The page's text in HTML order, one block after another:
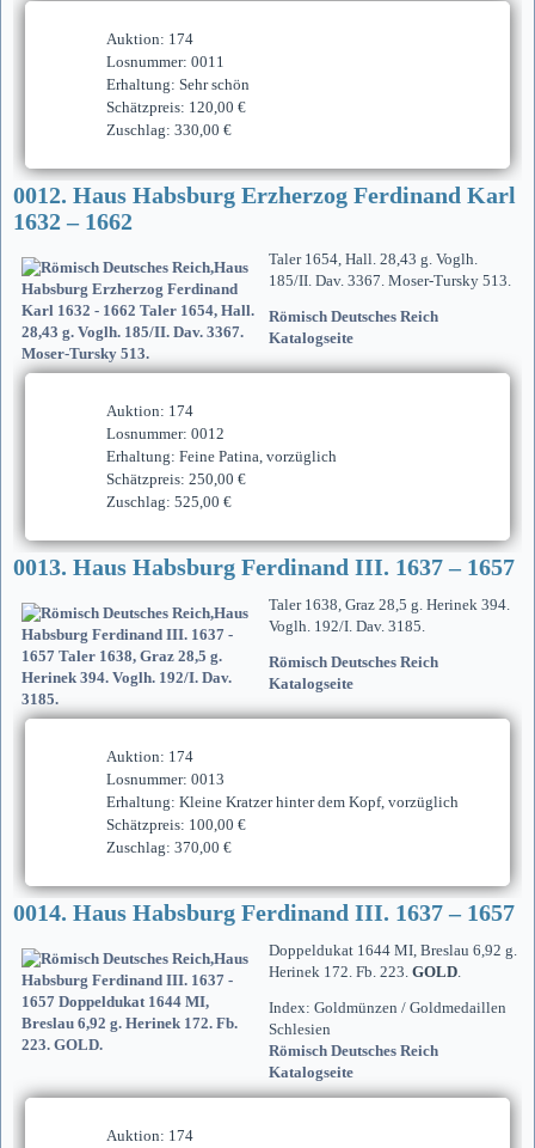
Auktion: 174
Losnummer: 0011
Erhaltung: Sehr schön
Schätzpreis: 120,00 €
Zuschlag: 330,00 €
0012. Haus Habsburg Erzherzog Ferdinand Karl
1632 – 1662
Taler 1654, Hall. 28,43 g. Voglh.
185/II. Dav. 3367. Moser-Tursky 513.
Römisch Deutsches Reich
Katalogseite
Auktion: 174
Losnummer: 0012
Erhaltung: Feine Patina, vorzüglich
Schätzpreis: 250,00 €
Zuschlag: 525,00 €
0013. Haus Habsburg Ferdinand III. 1637 – 1657
Taler 1638, Graz 28,5 g. Herinek 394.
Voglh. 192/I. Dav. 3185.
Römisch Deutsches Reich
Katalogseite
Auktion: 174
Losnummer: 0013
Erhaltung: Kleine Kratzer hinter dem Kopf, vorzüglich
Schätzpreis: 100,00 €
Zuschlag: 370,00 €
0014. Haus Habsburg Ferdinand III. 1637 – 1657
Doppeldukat 1644 MI, Breslau 6,92 g.
Herinek 172. Fb. 223. GOLD.
Index: Goldmünzen / Goldmedaillen
Schlesien
Römisch Deutsches Reich
Katalogseite
Auktion: 174